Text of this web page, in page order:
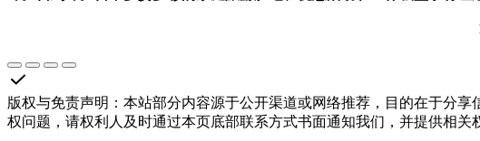
版权与免责声明 ： 本站部分内容源于公开渠道或网络推荐，目的在于分
权问题，请权利人及时通过本页底部联系方式书面通知我们，并提供相关